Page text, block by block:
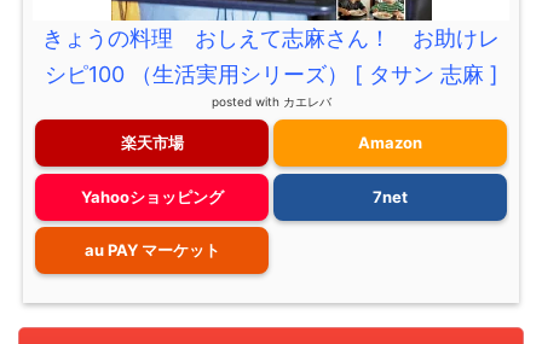
きょうの料理 おしえて志麻さん！ お助けレ
シピ100 （生活実用シリーズ） [ タサン 志麻 ]
posted with カエレバ
楽天市場 Amazon
Yahooショッピング 7net
au PAY マーケット